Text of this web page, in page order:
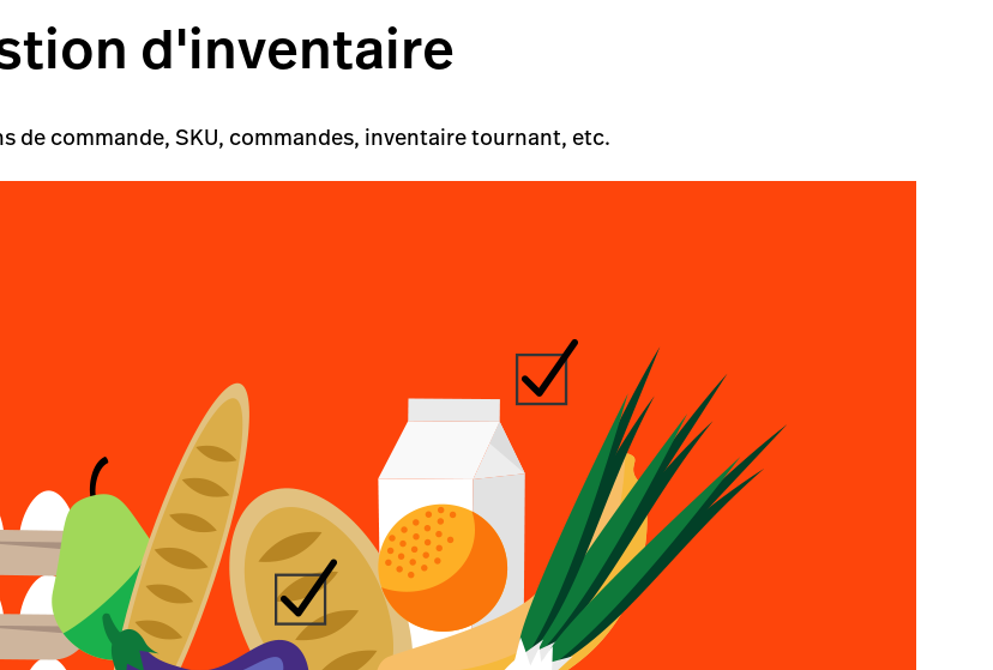
d'inventaire
de commande, SKU, commandes, inventaire tournant, etc.